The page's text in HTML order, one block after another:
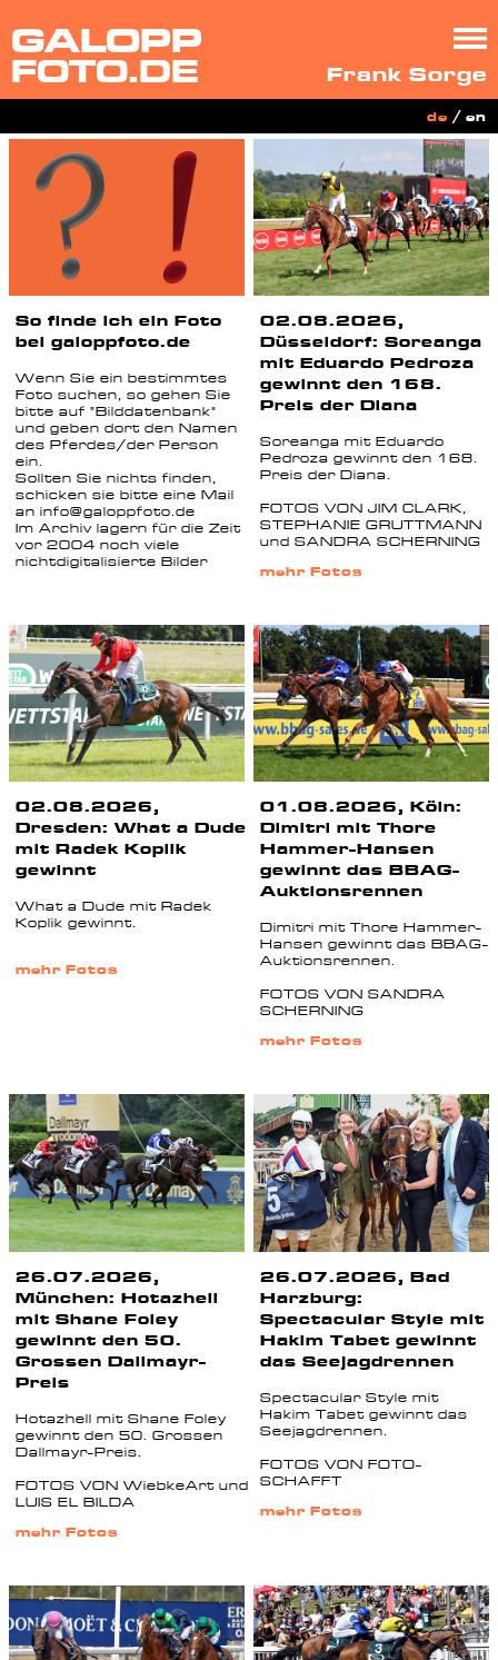
GALOPP
FOTO.DE Frank Sorge
de / en
So finde ich ein Foto
bei galoppfoto.de
Wenn Sie ein bestimmtes
Foto suchen, so gehen Sie
bitte auf "Bilddatenbank"
und geben dort den Namen
des Pferdes/der Person
ein.
Sollten Sie nichts finden,
schicken sie bitte eine Mail
an info@galoppfoto.de
Im Archiv lagern für die Zeit
vor 2004 noch viele
nichtdigitalisierte Bilder
02.08.2026,
Düsseldorf: Soreanga
mit Eduardo Pedroza
gewinnt den 168.
Preis der Diana
Soreanga mit Eduardo
Pedroza gewinnt den 168.
Preis der Diana.
FOTOS VON JIM CLARK,
STEPHANIE GRUTTMANN
und SANDRA SCHERNING
mehr Fotos
02.08.2026,
Dresden: What a Dude
mit Radek Koplik
gewinnt
What a Dude mit Radek
Koplik gewinnt.
mehr Fotos
01.08.2026, Köln:
Dimitri mit Thore
Hammer-Hansen
gewinnt das BBAG-
Auktionsrennen
Dimitri mit Thore Hammer-
Hansen gewinnt das BBAG-
Auktionsrennen.
FOTOS VON SANDRA
SCHERNING
mehr Fotos
26.07.2026,
München: Hotazhell
mit Shane Foley
gewinnt den 50.
Grossen Dallmayr-
Preis
Hotazhell mit Shane Foley
gewinnt den 50. Grossen
Dallmayr-Preis.
FOTOS VON WiebkeArt und
LUIS EL BILDA
mehr Fotos
26.07.2026, Bad
Harzburg:
Spectacular Style mit
Hakim Tabet gewinnt
das Seejagdrennen
Spectacular Style mit
Hakim Tabet gewinnt das
Seejagdrennen.
FOTOS VON FOTO-
SCHAFFT
mehr Fotos